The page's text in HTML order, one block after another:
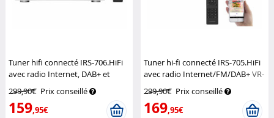
Tuner hifi connecté IRS-706.HiFi
avec radio Internet, DAB+ et
299,90€ Prix conseillé
159,95€
Tuner hi-fi connecté IRS-705.HiFi
avec radio Internet/FM/DAB+VR-
299,90€ Prix conseillé
169,95€